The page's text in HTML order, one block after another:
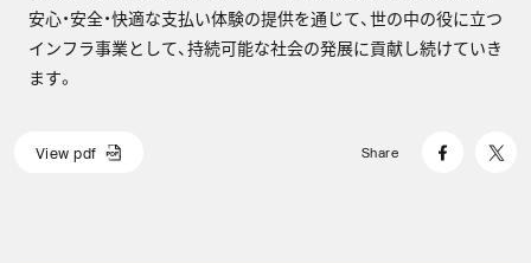
安心・安全・快適な支払い体験の提供を通じて、世の中の役に立つ
インフラ事業として、持続可能な社会の発展に貢献し続けていき
ます。
View pdf
Share